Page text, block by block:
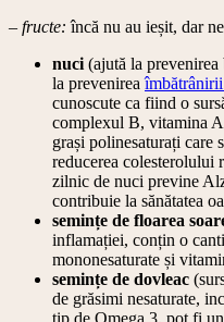
– fructe: încă nu au ieșit, dar
nuci (ajută la
la prevenirea
cunoscute ca fiind o
complexul B, vitamina
grași polinesaturați care
reducerea
zilnic de nuci previne
contribuie la sănătatea
semințe de floarea
inflamației, conțin o
mononesaturate și
semințe de dovleac
de grăsimi nesaturate,
tip de Omega 3, pot fi